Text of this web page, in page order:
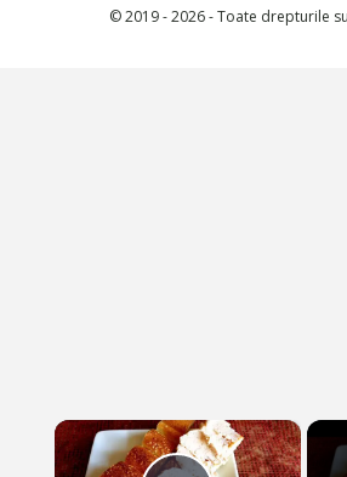
© 2019 - 2026 - Toate drepturile
×